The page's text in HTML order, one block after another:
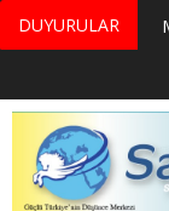
DUYURULAR